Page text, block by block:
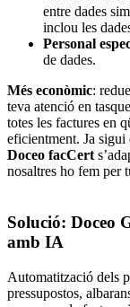
entre dades
inclou les
Personal
de dades.
Més econòmic:
teva atenció en
totes les factures en
eficientment. Ja sigui
Doceo facCert
nosaltres ho fem per
Solució: Doceo
amb IA
Automatització dels
pressupostos,